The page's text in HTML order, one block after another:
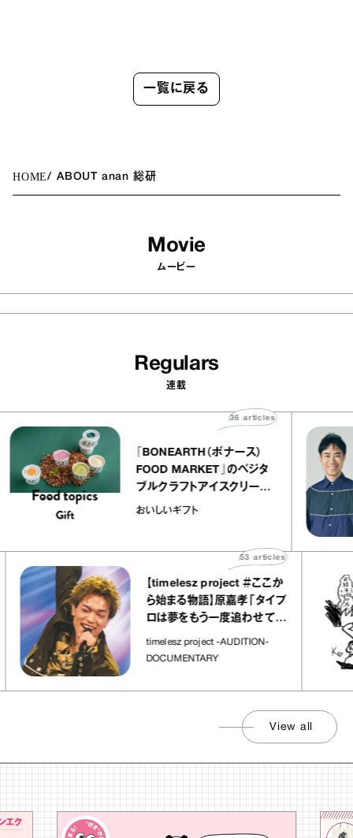
一覧に戻る
HOME ABOUT anan 総研
Movie
ムービー
Regulars
連載
『BONEARTH（ボナース）
FOOD MARKET』のベジタ
ブルクラフトアイスクリーム
｜真野知子の「おいしいギフ
おいしいギフト
36articles
【timelesz project ＃ここか
ら始まる物語】原嘉孝「タイプ
ロは夢をもう一度追わせてく
れた場所」
timelesz project -AUDITION-
DOCUMENTARY
53articles
View all